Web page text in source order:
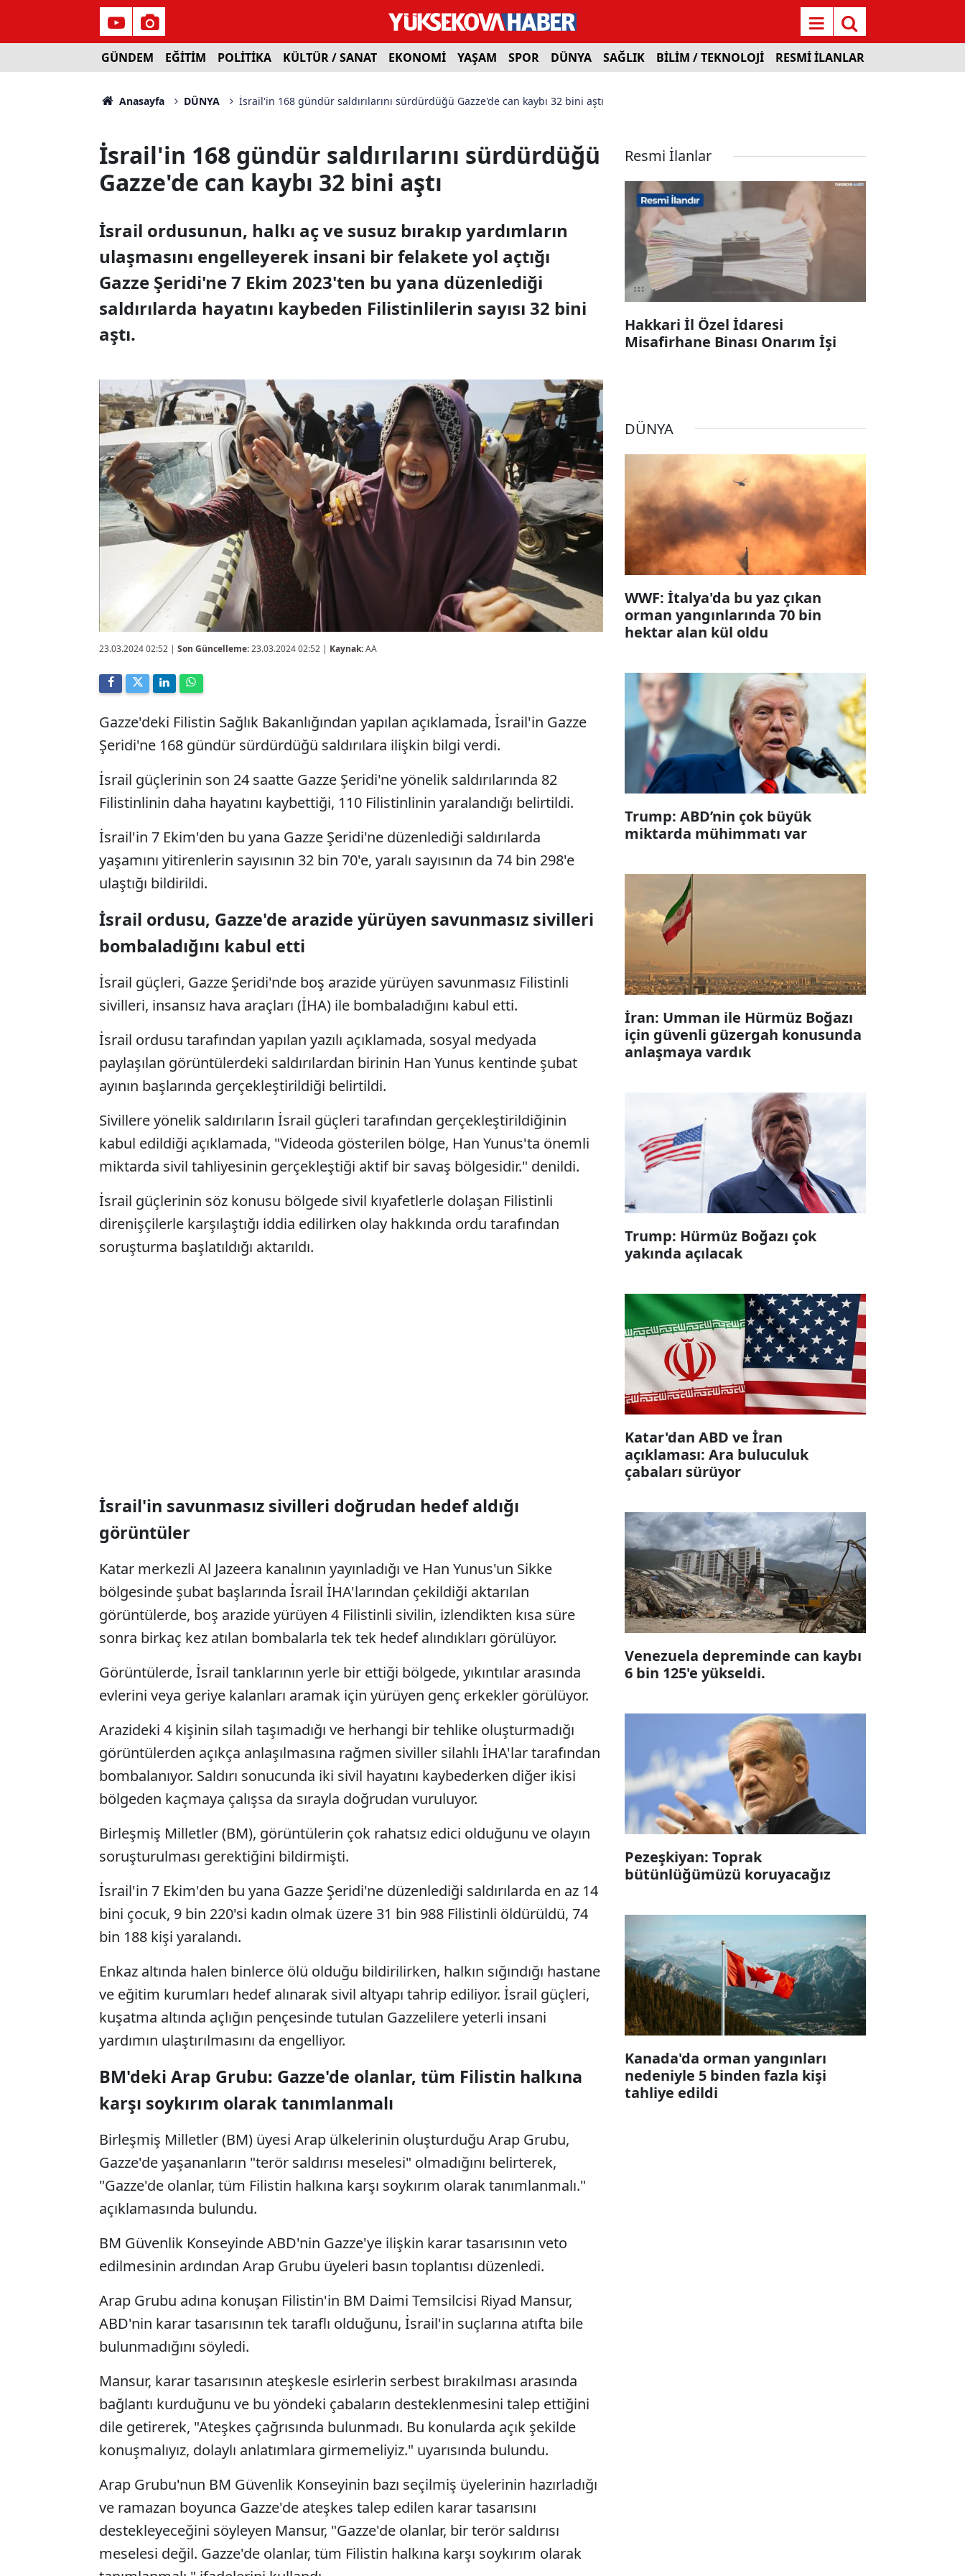
GÜNDEM EĞİTİM POLİTİKA KÜLTÜR / SANAT EKONOMİ YAŞAM SPOR DÜNYA SAĞLIK BİLİM / TEKNOLOJİ RESMİ İLANLAR
Anasayfa DÜNYA İsrail'in 168 gündür saldırılarını sürdürdüğü Gazze'de can kaybı 32 bini aştı
İsrail'in 168 gündür saldırılarını sürdürdüğü
Gazze'de can kaybı 32 bini aştı
İsrail ordusunun, halkı aç ve susuz bırakıp yardımların
ulaşmasını engelleyerek insani bir felakete yol açtığı
Gazze Şeridi'ne 7 Ekim 2023'ten bu yana düzenlediği
saldırılarda hayatını kaybeden Filistinlilerin sayısı 32 bini
aştı.
23.03.2024 02:52 | Son Güncelleme:23.03.2024 02:52 | Kaynak:AA
Gazze'deki Filistin Sağlık Bakanlığından yapılan açıklamada, İsrail'in Gazze
Şeridi'ne 168 gündür sürdürdüğü saldırılara ilişkin bilgi verdi.
İsrail güçlerinin son 24 saatte Gazze Şeridi'ne yönelik saldırılarında 82
Filistinlinin daha hayatını kaybettiği, 110 Filistinlinin yaralandığı belirtildi.
İsrail'in 7 Ekim'den bu yana Gazze Şeridi'ne düzenlediği saldırılarda
yaşamını yitirenlerin sayısının 32 bin 70'e, yaralı sayısının da 74 bin 298'e
ulaştığı bildirildi.
İsrail ordusu, Gazze'de arazide yürüyen savunmasız sivilleri
bombaladığını kabul etti
İsrail güçleri, Gazze Şeridi'nde boş arazide yürüyen savunmasız Filistinli
sivilleri, insansız hava araçları (İHA) ile bombaladığını kabul etti.
İsrail ordusu tarafından yapılan yazılı açıklamada, sosyal medyada
paylaşılan görüntülerdeki saldırılardan birinin Han Yunus kentinde şubat
ayının başlarında gerçekleştirildiği belirtildi.
Sivillere yönelik saldırıların İsrail güçleri tarafından gerçekleştirildiğinin
kabul edildiği açıklamada, "Videoda gösterilen bölge, Han Yunus'ta önemli
miktarda sivil tahliyesinin gerçekleştiği aktif bir savaş bölgesidir." denildi.
İsrail güçlerinin söz konusu bölgede sivil kıyafetlerle dolaşan Filistinli
direnişçilerle karşılaştığı iddia edilirken olay hakkında ordu tarafından
soruşturma başlatıldığı aktarıldı.
İsrail'in savunmasız sivilleri doğrudan hedef aldığı
görüntüler
Katar merkezli Al Jazeera kanalının yayınladığı ve Han Yunus'un Sikke
bölgesinde şubat başlarında İsrail İHA'larından çekildiği aktarılan
görüntülerde, boş arazide yürüyen 4 Filistinli sivilin, izlendikten kısa süre
sonra birkaç kez atılan bombalarla tek tek hedef alındıkları görülüyor.
Görüntülerde, İsrail tanklarının yerle bir ettiği bölgede, yıkıntılar arasında
evlerini veya geriye kalanları aramak için yürüyen genç erkekler görülüyor.
Arazideki 4 kişinin silah taşımadığı ve herhangi bir tehlike oluşturmadığı
görüntülerden açıkça anlaşılmasına rağmen siviller silahlı İHA'lar tarafından
bombalanıyor. Saldırı sonucunda iki sivil hayatını kaybederken diğer ikisi
bölgeden kaçmaya çalışsa da sırayla doğrudan vuruluyor.
Birleşmiş Milletler (BM), görüntülerin çok rahatsız edici olduğunu ve olayın
soruşturulması gerektiğini bildirmişti.
İsrail'in 7 Ekim'den bu yana Gazze Şeridi'ne düzenlediği saldırılarda en az 14
bini çocuk, 9 bin 220'si kadın olmak üzere 31 bin 988 Filistinli öldürüldü, 74
bin 188 kişi yaralandı.
Enkaz altında halen binlerce ölü olduğu bildirilirken, halkın sığındığı hastane
ve eğitim kurumları hedef alınarak sivil altyapı tahrip ediliyor. İsrail güçleri,
kuşatma altında açlığın pençesinde tutulan Gazzelilere yeterli insani
yardımın ulaştırılmasını da engelliyor.
BM'deki Arap Grubu: Gazze'de olanlar, tüm Filistin halkına
karşı soykırım olarak tanımlanmalı
Birleşmiş Milletler (BM) üyesi Arap ülkelerinin oluşturduğu Arap Grubu,
Gazze'de yaşananların "terör saldırısı meselesi" olmadığını belirterek,
"Gazze'de olanlar, tüm Filistin halkına karşı soykırım olarak tanımlanmalı."
açıklamasında bulundu.
BM Güvenlik Konseyinde ABD'nin Gazze'ye ilişkin karar tasarısının veto
edilmesinin ardından Arap Grubu üyeleri basın toplantısı düzenledi.
Arap Grubu adına konuşan Filistin'in BM Daimi Temsilcisi Riyad Mansur,
ABD'nin karar tasarısının tek taraflı olduğunu, İsrail'in suçlarına atıfta bile
bulunmadığını söyledi.
Mansur, karar tasarısının ateşkesle esirlerin serbest bırakılması arasında
bağlantı kurduğunu ve bu yöndeki çabaların desteklenmesini talep ettiğini
dile getirerek, "Ateşkes çağrısında bulunmadı. Bu konularda açık şekilde
konuşmalıyız, dolaylı anlatımlara girmemeliyiz." uyarısında bulundu.
Arap Grubu'nun BM Güvenlik Konseyinin bazı seçilmiş üyelerinin hazırladığı
ve ramazan boyunca Gazze'de ateşkes talep edilen karar tasarısını
destekleyeceğini söyleyen Mansur, "Gazze'de olanlar, bir terör saldırısı
meselesi değil. Gazze'de olanlar, tüm Filistin halkına karşı soykırım olarak
Resmi İlanlar
Hakkari İl Özel İdaresi
Misafirhane Binası Onarım İşi
DÜNYA
WWF: İtalya'da bu yaz çıkan
orman yangınlarında 70 bin
hektar alan kül oldu
Trump: ABD’nin çok büyük
miktarda mühimmatı var
İran: Umman ile Hürmüz Boğazı
için güvenli güzergah konusunda
anlaşmaya vardık
Trump: Hürmüz Boğazı çok
yakında açılacak
Katar'dan ABD ve İran
açıklaması: Ara buluculuk
çabaları sürüyor
Venezuela depreminde can kaybı
6 bin 125'e yükseldi.
Pezeşkiyan: Toprak
bütünlüğümüzü koruyacağız
Kanada'da orman yangınları
nedeniyle 5 binden fazla kişi
tahliye edildi